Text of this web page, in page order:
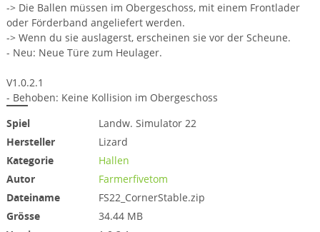
-> Die Ballen müssen im Obergeschoss, mit einem Frontlader
oder Förderband angeliefert werden.
-> Wenn du sie auslagerst, erscheinen sie vor der Scheune.
- Neu: Neue Türe zum Heulager.
V1.0.2.1
- Behoben: Keine Kollision im Obergeschoss
Spiel
Landw. Simulator 22
Hersteller
Lizard
Kategorie
Hallen
Autor
Farmerfivetom
Dateiname
FS22_CornerStable.zip
Grösse
34.44 MB